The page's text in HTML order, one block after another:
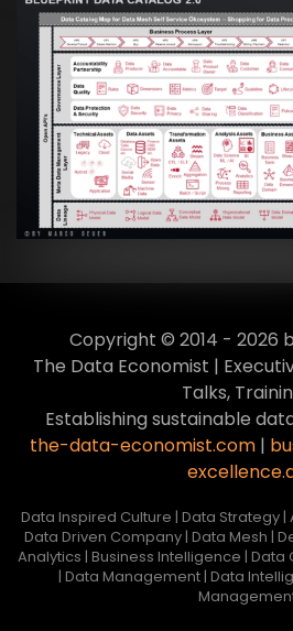
Artikel:Data Mesh
Transformation zur Data
Culture
VIEW
Copyright © 2014 - 2026
The Data Economist |
Talks,
Establishing sustainable
the-data-economist.com|
Data Inspired Culture | Data Strategy |
Data Driven Company | Data Mesh |
Analytics | Business Intelligence |
| Data Management | Data